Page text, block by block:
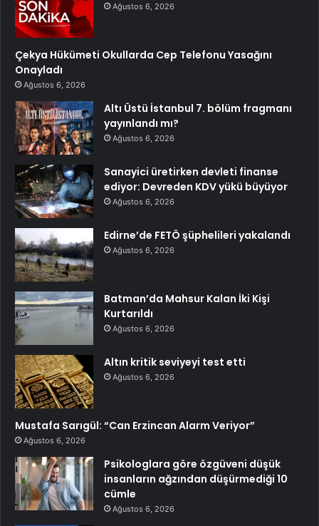
Ağustos 6, 2026
Çekya Hükümeti Okullarda Cep Telefonu Yasağını
Onayladı
Ağustos 6, 2026
Altı Üstü İstanbul 7. bölüm fragmanı
yayınlandı mı?
Ağustos 6, 2026
Sanayici üretirken devleti finanse
ediyor: Devreden KDV yükü büyüyor
Ağustos 6, 2026
Edirne’de FETÖ şüphelileri yakalandı
Ağustos 6, 2026
Batman’da Mahsur Kalan İki Kişi
Kurtarıldı
Ağustos 6, 2026
Altın kritik seviyeyi test etti
Ağustos 6, 2026
Mustafa Sarıgül: “Can Erzincan Alarm Veriyor”
Ağustos 6, 2026
Psikologlara göre özgüveni düşük
insanların ağzından düşürmediği 10
cümle
Ağustos 6, 2026